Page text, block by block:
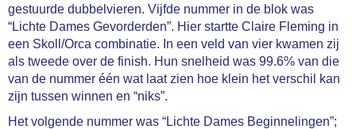
gestuurde dubbelvieren. Vijfde nummer in de blok was
“Lichte Dames Gevorderden”. Hier startte Claire Fleming in
een Skoll/Orca combinatie. In een veld van vier kwamen zij
als tweede over de finish. Hun snelheid was 99.6% van die
van de nummer één wat laat zien hoe klein het verschil kan
zijn tussen winnen en “niks”.
Het volgende nummer was “Lichte Dames Beginnelingen”;